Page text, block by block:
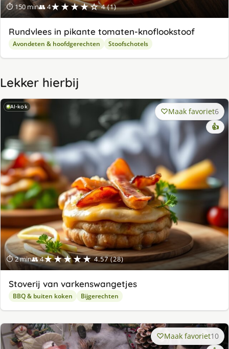
⏱ 150 min👥 4★★★★☆ 4 (1)
Rundvlees in pikante tomaten-knoflookstoof
Avondeten & hoofdgerechten Stoofschotels
Lekker hierbij
AI-kok
⏱ 2 min👥 4★★★★★ 4.57 (28)
Maak favoriet6
👍
Stoverij van varkenswangetjes
BBQ & buiten koken Bijgerechten
Maak favoriet10